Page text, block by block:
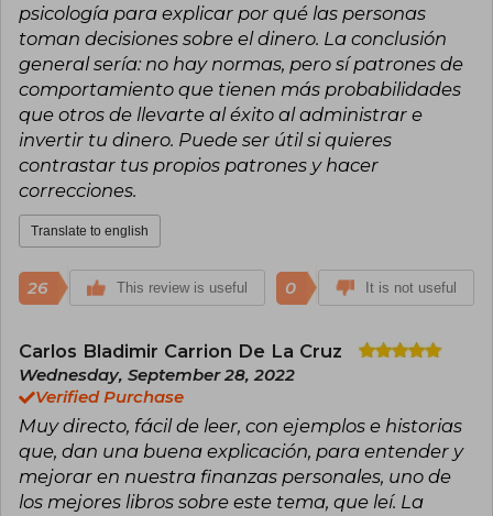
psicología para explicar por qué las personas
toman decisiones sobre el dinero. La conclusión
general sería: no hay normas, pero sí patrones de
comportamiento que tienen más probabilidades
que otros de llevarte al éxito al administrar e
invertir tu dinero. Puede ser útil si quieres
contrastar tus propios patrones y hacer
correcciones.
Translate to english
26 This review is useful 0 It is not useful
Carlos Bladimir Carrion De La Cruz
Wednesday, September 28, 2022
Verified Purchase
Muy directo, fácil de leer, con ejemplos e historias
que, dan una buena explicación, para entender y
mejorar en nuestra finanzas personales, uno de
los mejores libros sobre este tema, que leí. La